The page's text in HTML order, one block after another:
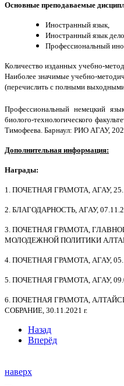
Основные преподаваемые
Иностранный язык,
Иностранный язык
Профессиональный
Количество изданных учебно-
Наиболее значимые учебно-
(перечислить с полными
Профессиональный немецкий
биолого-технологического
Тимофеева. Барнаул: РИО АГАУ,
Дополнительная информация:
Награды:
1. ПОЧЕТНАЯ ГРАМОТА, АГАУ,
2. БЛАГОДАРНОСТЬ, АГАУ,
3. ПОЧЕТНАЯ ГРАМОТА,
МОЛОДЕЖНОЙ ПОЛИТИКИ
4. ПОЧЕТНАЯ ГРАМОТА, АГАУ,
5. ПОЧЕТНАЯ ГРАМОТА, АГАУ,
6. ПОЧЕТНАЯ ГРАМОТА,
СОБРАНИЕ, 30.11.2021 г.
Назад
Вперёд
наверх